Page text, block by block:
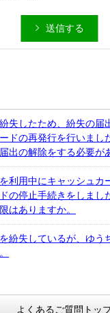
送信する
失したため、紛失の届
ドの再発行を行いまし
出の解除をする必要が
利用中にキャッシュカ
の停止手続きをしまし
はありますか。
紛失しているが、ゆう
よくあるご質問トッ